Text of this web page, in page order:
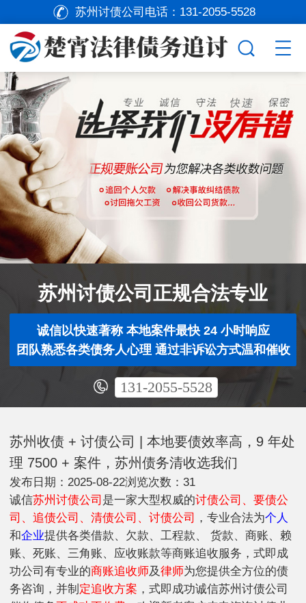
苏州讨债公司电话： 131-2055-5528
苏州讨债公司正规合法专业
诚信以快速著称 本地案件最快 24 小时响应
团队熟悉各类债务人心理 通过非诉讼方式温和催收
131-2055-5528
苏州收债 + 讨债公司 | 本地要债效率高，9 年处
理 7500 + 案件，苏州债务清收选我们
发布日期：2025-08-22浏览次数： 31
诚信苏州讨债公司 是一家大型权威的讨债公司、要债公
司、追债公司、清债公司、讨债公司 ，专业合法为个人
和企业提供各类借款、欠款、工程款、 货款、商账、赖
账、死账、三角账、应收账款等商账追收服务，式即成
功公司有专业的商账追收师及律师为您提供全方位的债
务咨询，并制 定追收方案 ，式即成功诚信苏州讨债公司